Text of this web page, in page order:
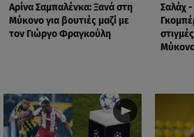
Αρίνα Σαμπαλένκα: Ξανά στη
Μύκονο για βουτιές μαζί με
τον Γιώργο Φραγκούλη
Σαλάχ